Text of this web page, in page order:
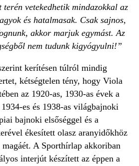
vetekedhetik mindazokkal az
és hatalmasak. Csak sajnos,
akkor marjuk egymást. Az
nem tudunk kigyógyulni!”
kerítésen túlról mindig
kétségtelen tény, hogy Viola
az 1920-as, 1930-as évek a
es és 1938-as világbajnoki
bajnoki elsőséggel és a
ékesített olasz aranyidőkhöz
A Sporthírlap akkoriban
interjút készített az éppen a